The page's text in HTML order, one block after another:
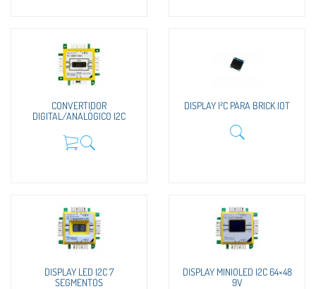
CONVERTIDOR
DIGITAL/ANALÓGICO I2C
DISPLAY I²C PARA BRICK IOT
DISPLAY LED I2C 7
SEGMENTOS
DISPLAY MINIOLED I2C 64×48
9V